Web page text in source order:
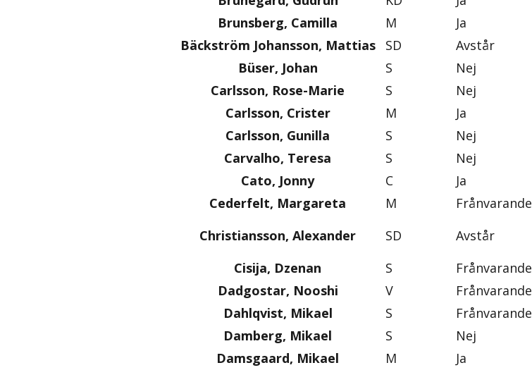
Brunsberg, Camilla
M Ja
Bäckström Johansson, Mattias
SD Avstår
Büser, Johan
S Nej
Carlsson, Rose-Marie
S Nej
Carlsson, Crister
M Ja
Carlsson, Gunilla
S Nej
Carvalho, Teresa
S Nej
Cato, Jonny
C Ja
Cederfelt, Margareta
M Frånvarande
Christiansson, Alexander
SD Avstår
Cisija, Dzenan
S Frånvarande
Dadgostar, Nooshi
V Frånvarande
Dahlqvist, Mikael
S Frånvarande
Damberg, Mikael
S Nej
Damsgaard, Mikael
M Ja